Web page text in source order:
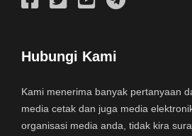
Hubungi Kami
Kami menerima banyak pertanyaan
media cetak dan juga media
organisasi media anda, tidak kira